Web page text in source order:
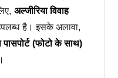
अल्जीरिया विवाह
है। इसके अलावा,
पासपोर्ट (फोटो के साथ)